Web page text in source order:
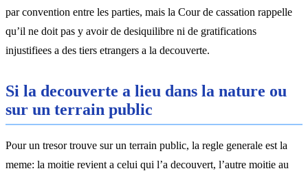
par convention entre les parties, mais la Cour de cassation rappelle
qu’il ne doit pas y avoir de desiquilibre ni de gratifications
injustifiees a des tiers etrangers a la decouverte.
Si la decouverte a lieu dans la nature ou
sur un terrain public
Pour un tresor trouve sur un terrain public, la regle generale est la
meme: la moitie revient a celui qui l’a decouvert, l’autre moitie au